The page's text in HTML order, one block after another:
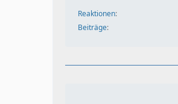
Reaktionen
Beiträge